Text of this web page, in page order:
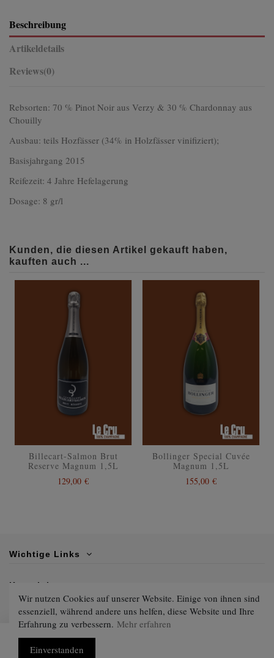
Beschreibung
Artikeldetails
Reviews(0)
Rebsorten: 70 % Pinot Noir aus Verzy & 30 % Chardonnay aus
Chouilly
Ausbau: teils Hozfässer (34% in Holzfässer vinifiziert);
Basisjahrgang 2015
Reifezeit: 4 Jahre Hefelagerung
Dosage: 8 gr/l
Kunden, die diesen Artikel gekauft haben,
kauften auch ...
Billecart-Salmon Brut
Reserve Magnum 1,5L
129,00 €
Bollinger Special Cuvée
Magnum 1,5L
155,00 €
Wichtige Links
Kontaktiere uns
Folgen Sie uns
Wir nutzen Cookies auf unserer Website. Einige von ihnen sind
essenziell, während andere uns helfen, diese Website und Ihre
Erfahrung zu verbessern. Mehr erfahren
Einverstanden